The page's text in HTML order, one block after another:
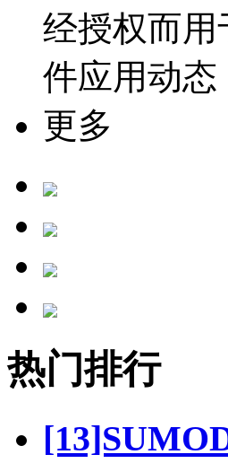
经授权而
件应用动态
更多
热门排行